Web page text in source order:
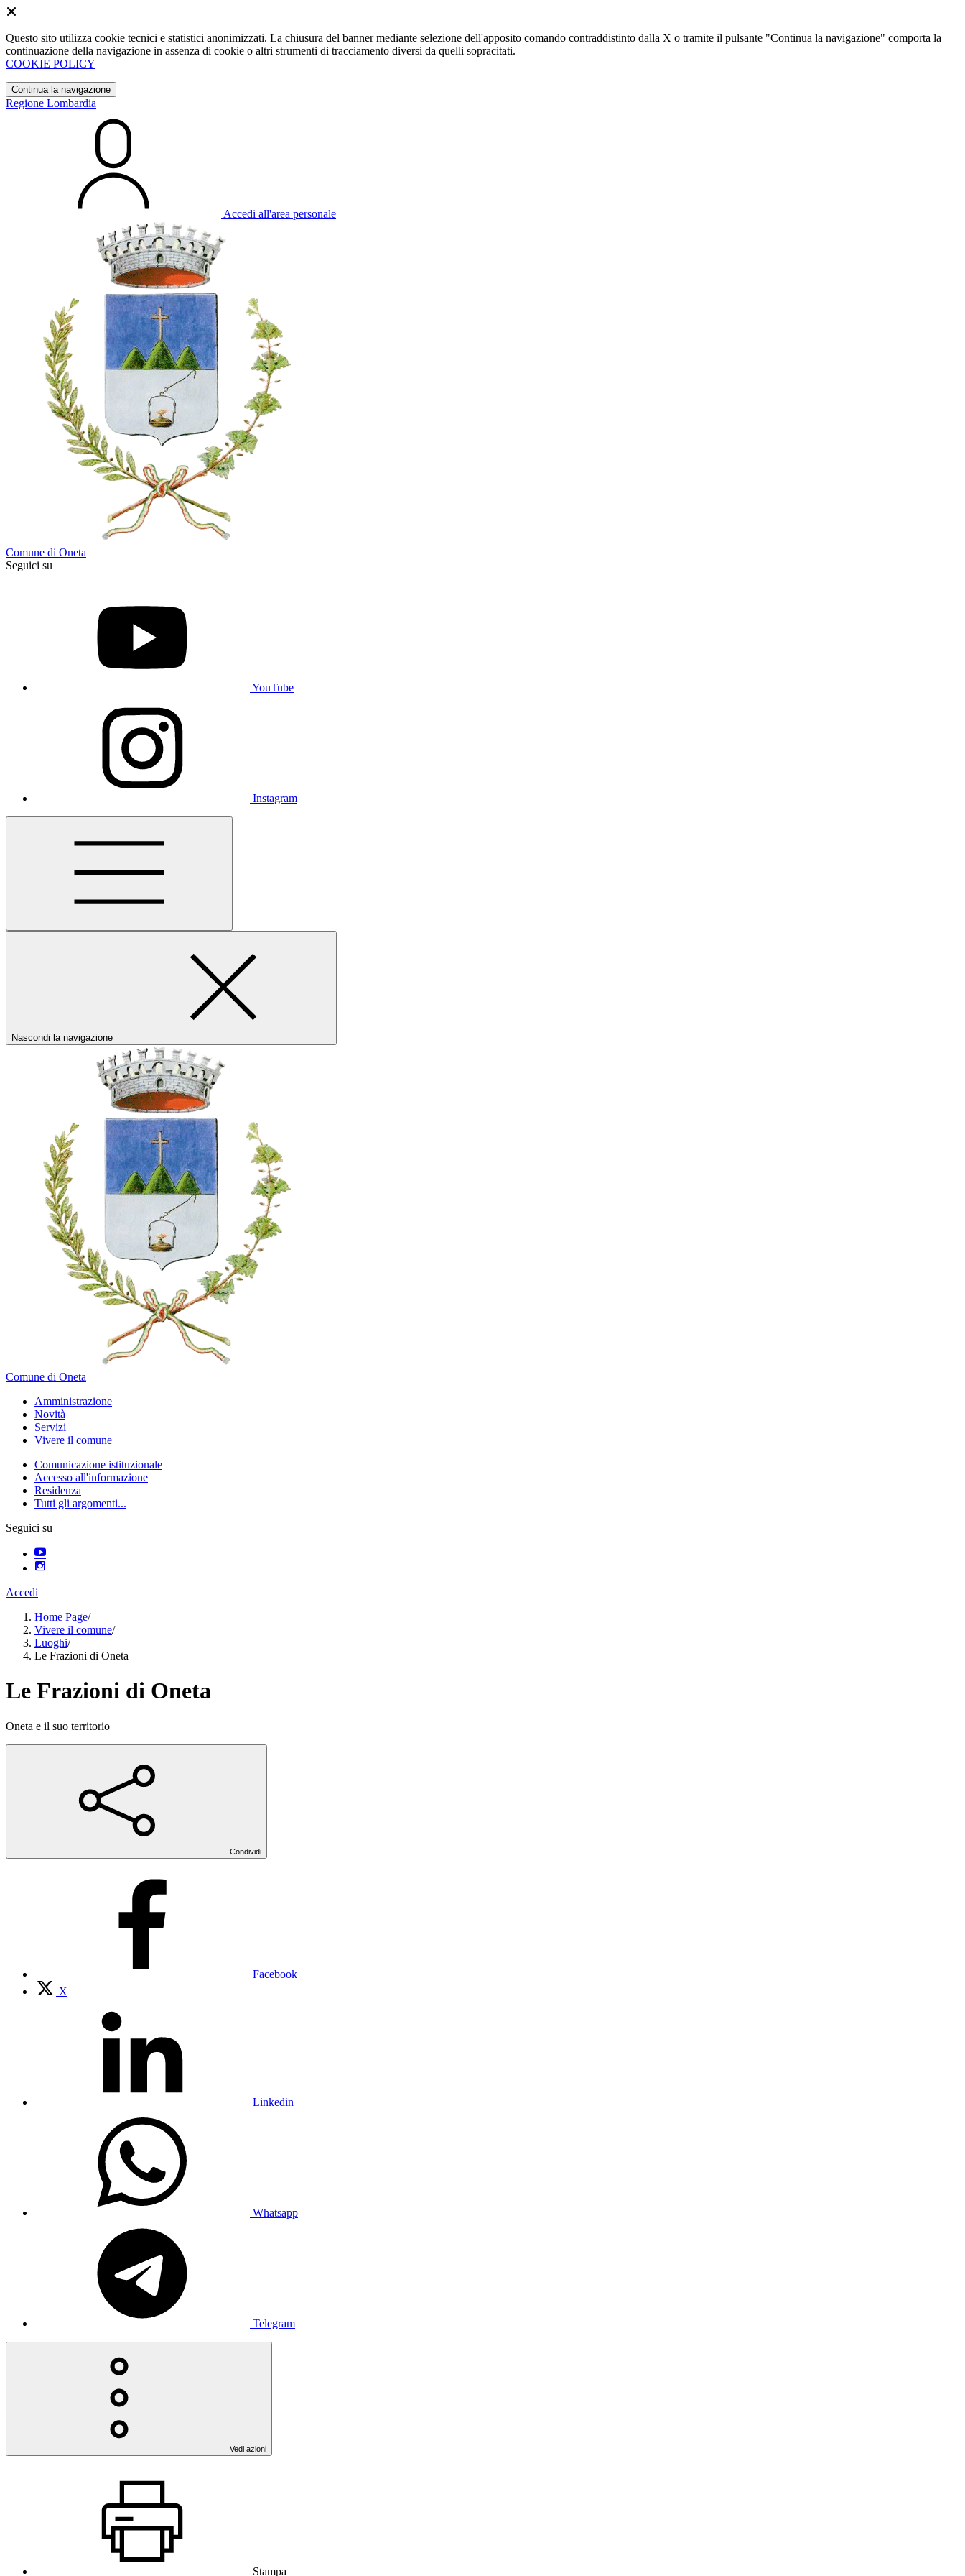
Questo sito utilizza cookie tecnici e statistici anonimizzati. La chiusura del banner mediante selezione dell'apposito comando contraddistinto dalla X o tramite il pulsante "Continua la navigazione" comporta la
continuazione della navigazione in assenza di cookie o altri strumenti di tracciamento diversi da quelli sopracitati.
COOKIE POLICY
Continua la navigazione
Regione Lombardia
Accedi all'area personale
Comune di Oneta
Seguici su
YouTube
Instagram
Nascondi la navigazione
Comune di Oneta
Amministrazione
Novità
Servizi
Vivere il comune
Comunicazione istituzionale
Accesso all'informazione
Residenza
Tutti gli argomenti...
Seguici su
Accedi
Home Page/
Vivere il comune/
Luoghi/
Le Frazioni di Oneta
Le Frazioni di Oneta
Oneta e il suo territorio
Condividi
Facebook
X
Linkedin
Whatsapp
Telegram
Vedi azioni
Stampa